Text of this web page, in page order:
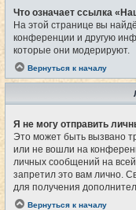
Что означает ссылка
На этой странице вы
конференции и другую
которые они модерируют.
Вернуться к началу
Я не могу отправить
Это может быть вызвано
или не вошли на
личных сообщений на
запретил это вам лично.
для получения
Вернуться к началу